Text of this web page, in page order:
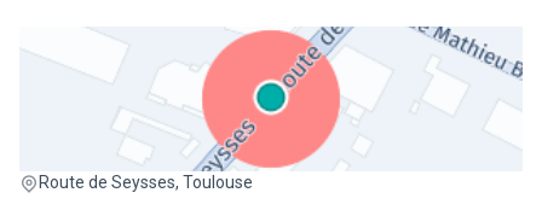
Route de Seysses, Toulouse
(Lien externe)